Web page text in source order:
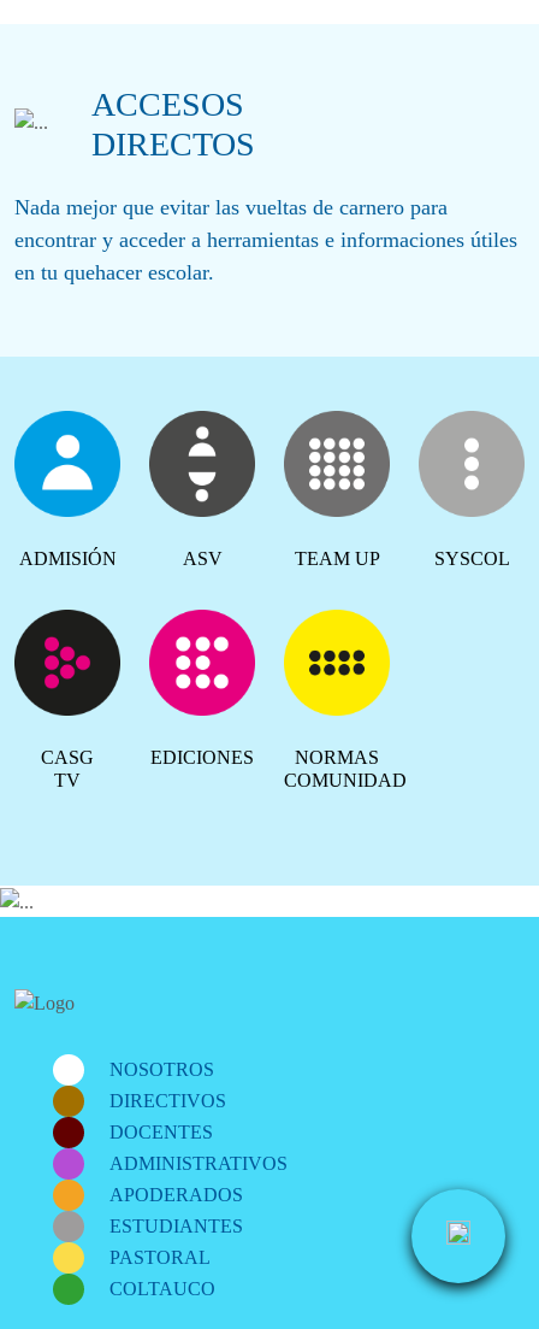
ACCESOS
DIRECTOS
Nada mejor que evitar las vueltas de carnero para
encontrar y acceder a herramientas e informaciones útiles
en tu quehacer escolar.
ADMISIÓN ASV TEAM UP SYSCOL
CASG
TV
EDICIONES
NORMAS
COMUNIDAD
NOSOTROS
DIRECTIVOS
DOCENTES
ADMINISTRATIVOS
APODERADOS
ESTUDIANTES
PASTORAL
COLTAUCO